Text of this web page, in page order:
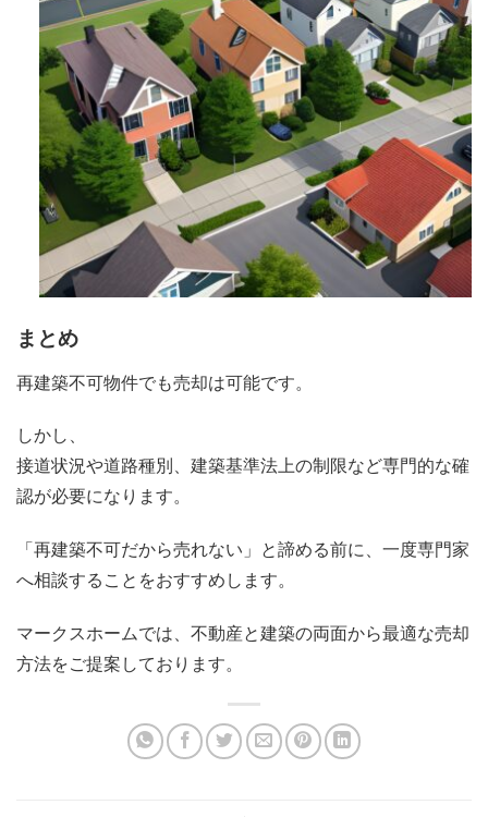
まとめ
再建築不可物件でも売却は可能です。
しかし、
接道状況や道路種別、建築基準法上の制限など専門的な確
認が必要になります。
「再建築不可だから売れない」と諦める前に、一度専門家
へ相談することをおすすめします。
マークスホームでは、不動産と建築の両面から最適な売却
方法をご提案しております。